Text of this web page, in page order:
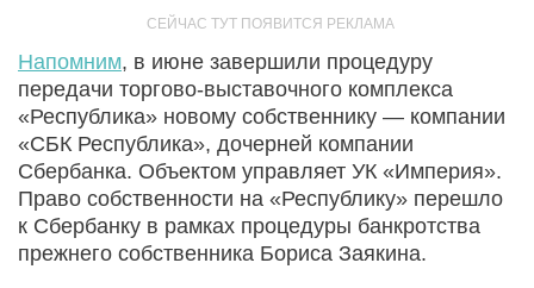
Напомним, в июне завершили процедуру
передачи торгово-выставочного комплекса
«Республика» новому собственнику — компании
«СБК Республика», дочерней компании
Сбербанка. Объектом управляет УК «Империя».
Право собственности на «Республику» перешло
к Сбербанку в рамках процедуры банкротства
прежнего собственника Бориса Заякина.